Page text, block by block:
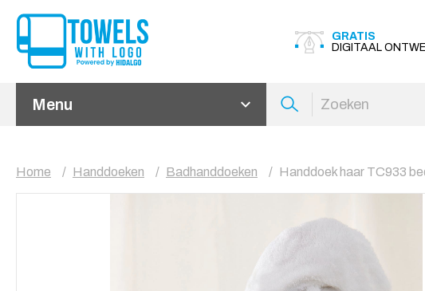
GRATIS
DIGITAAL
Menu
Home Handdoeken Badhanddoeken Handdoek haar TC933